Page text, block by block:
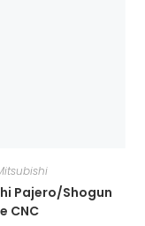
Pajero/Shogun
CNC